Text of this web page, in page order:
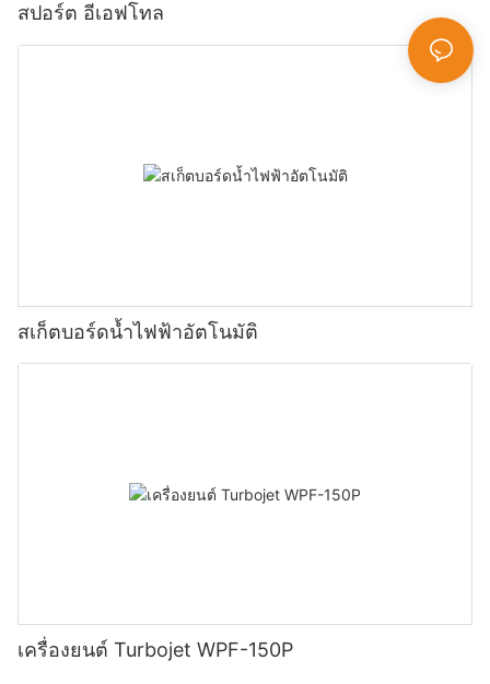
สปอร์ต อีเอฟโทล
สเก็ตบอร์ดน้ำไฟฟ้าอัตโนมัติ
เครื่องยนต์ Turbojet WPF-150P